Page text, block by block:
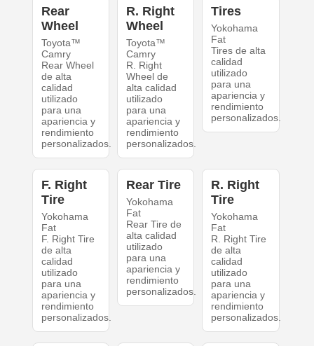
Rear
Wheel
Toyota™
Camry
Rear Wheel
de alta
calidad
utilizado
para una
apariencia y
rendimiento
personalizados.
R. Right
Wheel
Toyota™
Camry
R. Right
Wheel de
alta calidad
utilizado
para una
apariencia y
rendimiento
personalizados.
Tires
Yokohama
Fat
Tires de alta
calidad
utilizado
para una
apariencia y
rendimiento
personalizados.
F. Right
Tire
Yokohama
Fat
F. Right Tire
de alta
calidad
utilizado
para una
apariencia y
rendimiento
personalizados.
Rear Tire
Yokohama
Fat
Rear Tire de
alta calidad
utilizado
para una
apariencia y
rendimiento
personalizados.
R. Right
Tire
Yokohama
Fat
R. Right Tire
de alta
calidad
utilizado
para una
apariencia y
rendimiento
personalizados.